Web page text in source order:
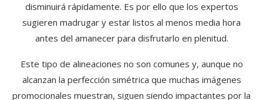
disminuirá rápidamente. Es por ello que los expertos
sugieren madrugar y estar listos al menos media hora
antes del amanecer para disfrutarlo en plenitud.
Este tipo de alineaciones no son comunes y, aunque no
alcanzan la perfección simétrica que muchas imágenes
promocionales muestran, siguen siendo impactantes por la